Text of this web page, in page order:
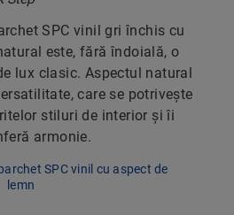
SPC vinil gri închis cu
este, fără îndoială, o
lux clasic. Aspectul natural
care se potrivește
stiluri de interior și îi
armonie.
SPC vinil cu aspect de
lemn